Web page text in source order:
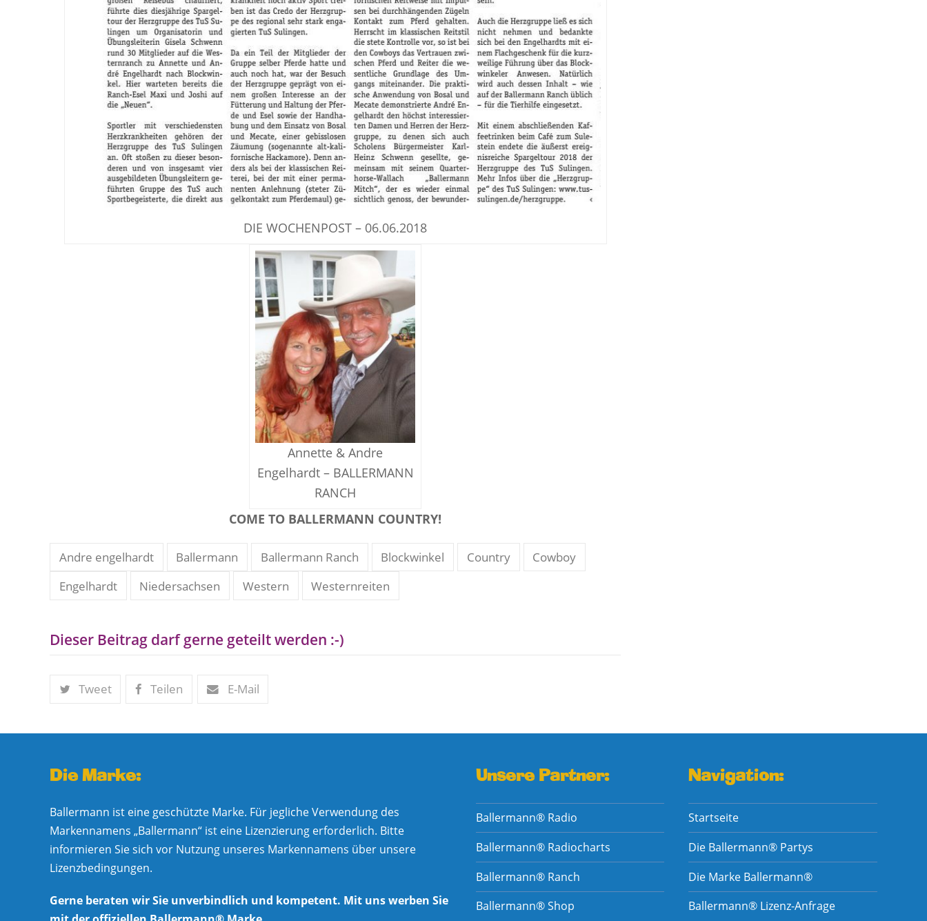
DIE WOCHENPOST – 06.06.2018
Annette & Andre
Engelhardt – BALLERMANN
RANCH
COME TO BALLERMANN COUNTRY!
Andre engelhardt Ballermann Ballermann Ranch Blockwinkel Country
Cowboy
Engelhardt
Niedersachsen Western Westernreiten
Dieser Beitrag darf gerne geteilt werden :-)
Tweet Teilen E-Mail
Die Marke:
Ballermann ist eine geschützte Marke. Für jegliche Verwendung des
Markennamens „Ballermann“ ist eine Lizenzierung erforderlich. Bitte
informieren Sie sich vor Nutzung unseres Markennamens über unsere
Lizenzbedingungen.
Gerne beraten wir Sie unverbindlich und kompetent. Mit uns werben Sie
Unsere Partner:
Ballermann® Radio
Ballermann® Radiocharts
Ballermann® Ranch
Ballermann® Shop
Navigation:
Startseite
Die Ballermann® Partys
Die Marke Ballermann®
Ballermann® Lizenz-Anfrage